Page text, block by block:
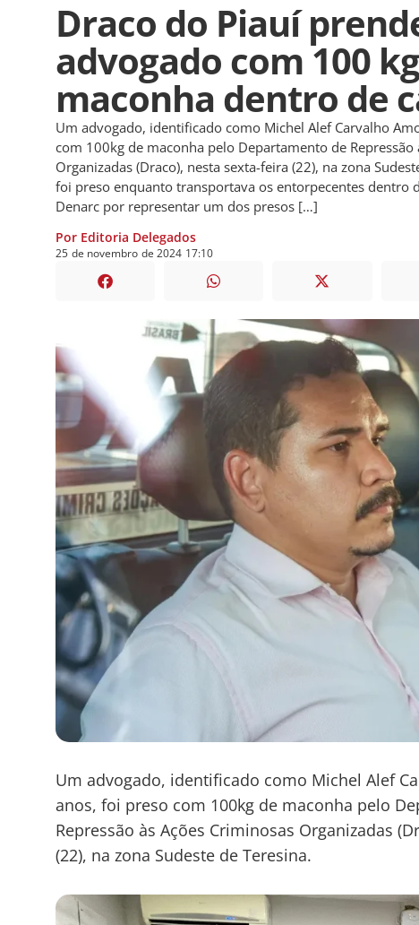
Draco do Piauí
advogado com 100
maconha dentro de
Um advogado, identificado como Michel Alef Carvalho
com 100kg de maconha pelo Departamento de Repressão
Organizadas (Draco), nesta sexta-feira (22), na zona
foi preso enquanto transportava os entorpecentes dentro
Denarc por representar um dos presos […]
Por Editoria Delegados
25 de novembro de2024 17:10
Um advogado, identificado como Michel Alef
anos, foi preso com 100kg de maconha pelo
Repressão às Ações Criminosas Organizadas
(22), na zona Sudeste de Teresina.